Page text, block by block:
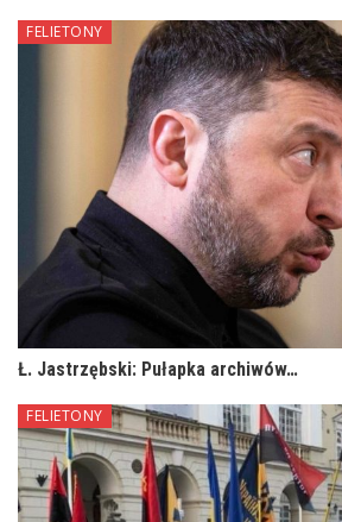
FELIETONY
Ł. Jastrzębski: Pułapka archiwów…
FELIETONY